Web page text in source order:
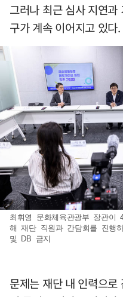
그러나 최근 심사 지연
구가 계속 이어지고 있다.
최휘영 문화체육관광부 장관이
해 재단 직원과 간담회를 진행
및 DB 금지
문제는 재단 내 인력으